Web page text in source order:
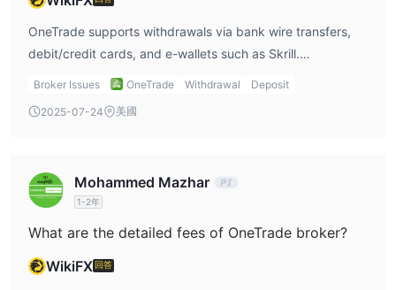
5. 支援MetaTrader 4：這個平台在業界中享有很高的聲譽，提
供了一系列複雜而直觀的功能，吸引了各種經驗水平的交易者。
1. 浮動點差：OneTrade 提供從1.5點差開始的浮動點差。這意味
著點差有時可能比其他經紀商提供的固定點差競爭力較低。
移动，可能会导致巨额亏损。
3. 缺乏周末支援：
間出現的任何問題必須等待到下一個工作週。
仍然覺得這些資訊不足以完全理解金融市場的複雜性。
OneTrade supports withdrawals via bank wire transfers,
debit/credit cards, and e-wallets such as Skrill.
Withdrawals made by card are limited to the original
Broker Issues OneTrade Withdrawal Deposit
2025-07-24 美國
Mohammed Mazhar
1-2年
What are the detailed fees of OneTrade broker?
WikiFX 回答